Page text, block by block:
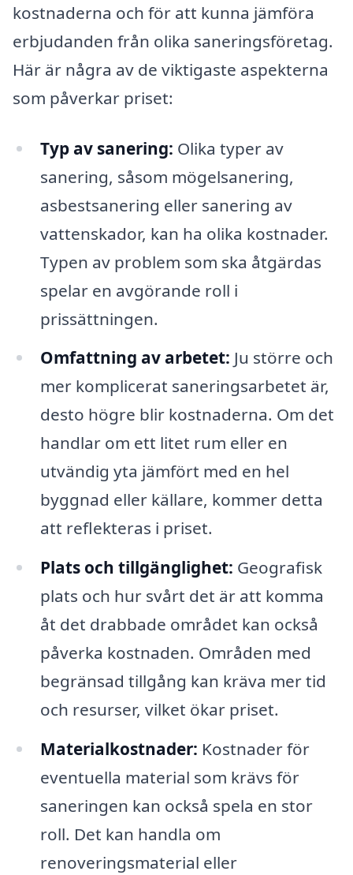
kostnaderna och för att kunna jämföra
erbjudanden från olika saneringsföretag.
Här är några av de viktigaste aspekterna
som påverkar priset:
Typ av sanering: Olika typer av
sanering, såsom mögelsanering,
asbestsanering eller sanering av
vattenskador, kan ha olika kostnader.
Typen av problem som ska åtgärdas
spelar en avgörande roll i
prissättningen.
Omfattning av arbetet: Ju större och
mer komplicerat saneringsarbetet är,
desto högre blir kostnaderna. Om det
handlar om ett litet rum eller en
utvändig yta jämfört med en hel
byggnad eller källare, kommer detta
att reflekteras i priset.
Plats och tillgänglighet: Geografisk
plats och hur svårt det är att komma
åt det drabbade området kan också
påverka kostnaden. Områden med
begränsad tillgång kan kräva mer tid
och resurser, vilket ökar priset.
Materialkostnader: Kostnader för
eventuella material som krävs för
saneringen kan också spela en stor
roll. Det kan handla om
renoveringsmaterial eller